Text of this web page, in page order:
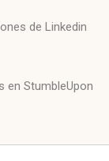
de Linkedin
en StumbleUpon